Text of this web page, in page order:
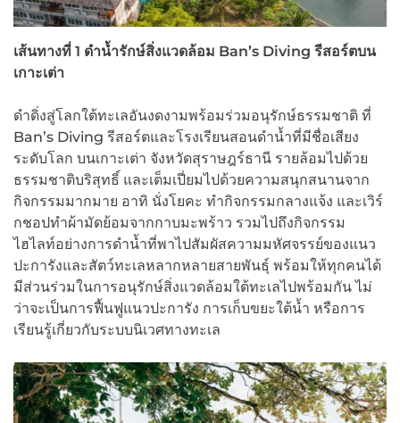
เส้นทางที่ 1 ดำน้ำรักษ์สิ่งแวดล้อม Ban’s Diving รีสอร์ตบน
เกาะเต่า
ดำดิ่งสู่โลกใต้ทะเลอันงดงามพร้อมร่วมอนุรักษ์ธรรมชาติ ที่
Ban’s Diving รีสอร์ตและโรงเรียนสอนดำน้ำที่มีชื่อเสียง
ระดับโลก บนเกาะเต่า จังหวัดสุราษฎร์ธานี รายล้อมไปด้วย
ธรรมชาติบริสุทธิ์ และเต็มเปี่ยมไปด้วยความสนุกสนานจาก
กิจกรรมมากมาย อาทิ นั่งโยคะ ทำกิจกรรมกลางแจ้ง และเวิร์
กชอปทำผ้ามัดย้อมจากกาบมะพร้าว รวมไปถึงกิจกรรม
ไฮไลท์อย่างการดำน้ำที่พาไปสัมผัสความมหัศจรรย์ของแนว
ปะการังและสัตว์ทะเลหลากหลายสายพันธุ์ พร้อมให้ทุกคนได้
มีส่วนร่วมในการอนุรักษ์สิ่งแวดล้อมใต้ทะเลไปพร้อมกัน ไม่
ว่าจะเป็นการฟื้นฟูแนวปะการัง การเก็บขยะใต้น้ำ หรือการ
เรียนรู้เกี่ยวกับระบบนิเวศทางทะเล